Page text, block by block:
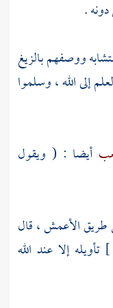
.
ووصفهم بالزيغ
إلى الله ، وسلموا
أيضا : ( ويقول
الأعمش ، قال
إلا عند الله